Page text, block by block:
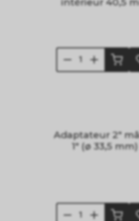
Adaptateur 2"
1" (ø 33,5 mm)